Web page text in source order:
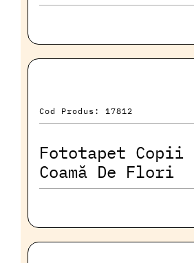
Cod Produs: 17812
Fototapet Copii
Coamă De Flori